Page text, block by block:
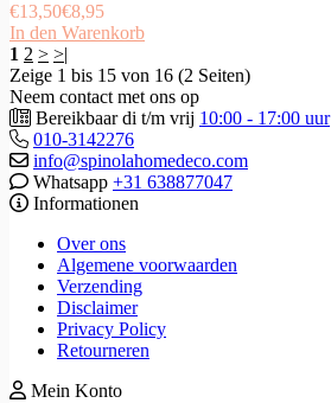
€13,50€8,95
In den Warenkorb
1 2 > >|
Zeige 1 bis 15 von 16 (2 Seiten)
Neem contact met ons op
Bereikbaar di t/m vrij 10:00 - 17:00 uur
010-3142276
info@spinolahomedeco.com
Whatsapp +31 638877047
Informationen
Over ons
Algemene voorwaarden
Verzending
Disclaimer
Privacy Policy
Retourneren
Mein Konto